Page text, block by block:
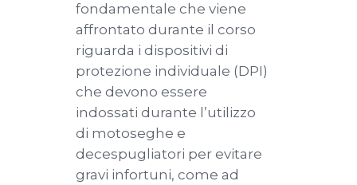
fondamentale che viene
affrontato durante il corso
riguarda i dispositivi di
protezione individuale (DPI)
che devono essere
indossati durante l’utilizzo
di motoseghe e
decespugliatori per evitare
gravi infortuni, come ad